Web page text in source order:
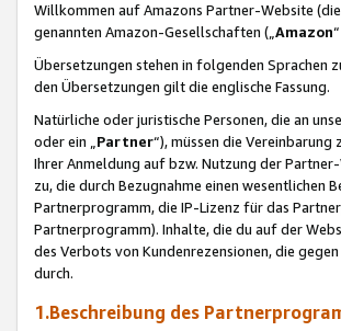
Willkommen auf Amazons Partner-Website (die
genannten Amazon-Gesellschaften („Amazon
Übersetzungen stehen in folgenden Sprachen
den Übersetzungen gilt die englische Fassung.
Natürliche oder juristische Personen, die an
oder ein „Partner“), müssen die
Ihrer Anmeldung auf bzw. Nutzung der
zu, die durch Bezugnahme einen wesentlichen
Partnerprogramm, die IP-Lizenz für das
Partnerprogramm). Inhalte, die du auf der
des Verbots von Kundenrezensionen, die
durch.
1.Beschreibung des